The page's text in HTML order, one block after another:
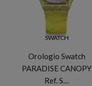
SWATCH
Orologio Swatch
PARADISE CANOPY
Ref. S…